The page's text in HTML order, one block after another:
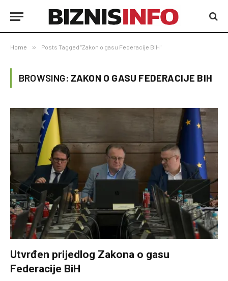
Home » Posts Tagged "Zakon o gasu Federacije BiH"
BROWSING: ZAKON O GASU FEDERACIJE BIH
Utvrđen prijedlog Zakona o gasu
Federacije BiH